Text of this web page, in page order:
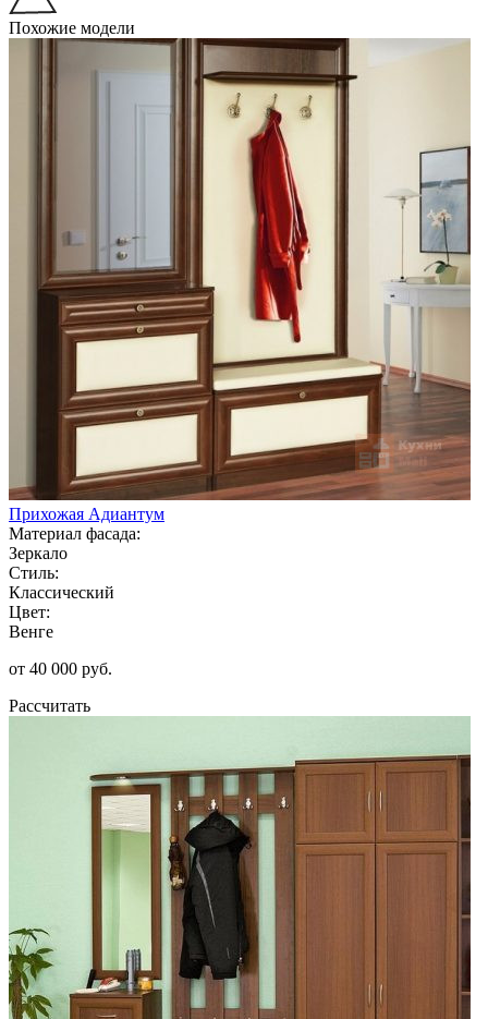
Похожие модели
Прихожая Адиантум
Материал фасада:
Зеркало
Стиль:
Классический
Цвет:
Венге
от 40 000 руб.
Рассчитать